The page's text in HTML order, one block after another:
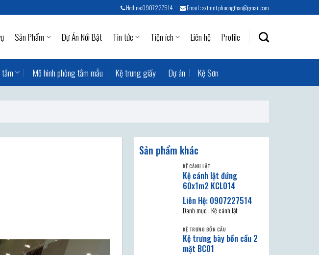
Hotline:0907227514 Email : sxtmnt.phuongthao@gmail.com
Sản Phẩm Dự Án Nổi Bật Tin tức Tiện ích Liên hệ Profile
Mô hình phòng tắm mẫu Kệ trưng giấy Dự án Kệ Sơn
Sản phẩm khác
KỆ CÁNH LẬT
Kệ cánh lật đứng
60x1m2 KCL014
Danh mục : Kệ cánh lật
KỆ TRƯNG BỒN CẦU
Kệ trưng bày bồn cầu 2
mặt BC01